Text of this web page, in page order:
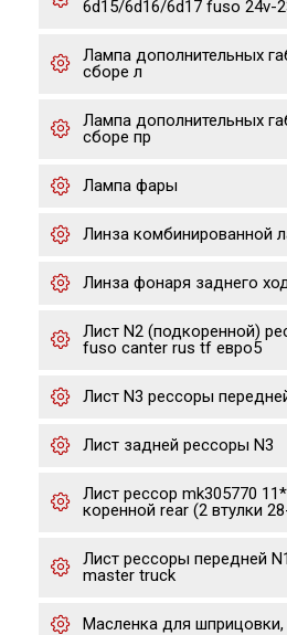
6d15/6d16/6d17 fuso 24v-
Лампа дополнительных
сборе л
Лампа дополнительных
сборе пр
Лампа фары
Линза комбинированной
Линза фонаря заднего
Лист N2 (подкоренной)
fuso canter rus tf евро5
Лист N3 рессоры
Лист задней рессоры N3
Лист рессор mk305770
коренной rear (2 втулки
Лист рессоры передней
master truck
Масленка для